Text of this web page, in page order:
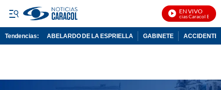
EN VIVO
Noticias Caracol En Vivo
Tendencias: ABELARDO DE LA ESPRIELLA GABINETE ACCIDENTE